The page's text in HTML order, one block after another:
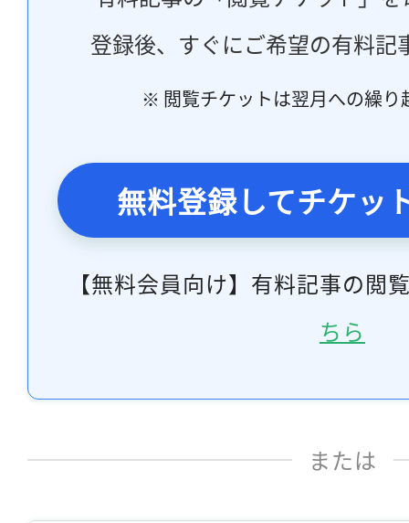
登録後、すぐにご希望の有料記
※ 閲覧チケットは翌月への繰り
無料登録してチケッ
【無料会員向け】有料記事の閲
ちら
または